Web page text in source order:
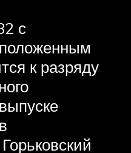
с
к разряду